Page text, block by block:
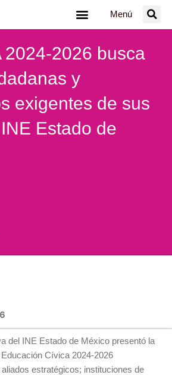
Menú
2024-2026 busca
y
exigentes de sus
Estado de
del INE Estado de México presentó la
Cívica 2024-2026
estratégicos; instituciones de